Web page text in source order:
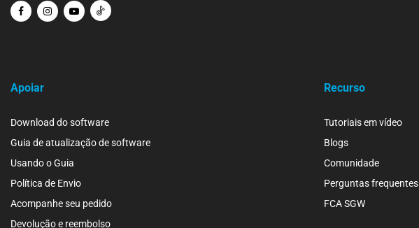
Apoiar
Download do software
Guia de atualização de software
Usando o Guia
Política de Envio
Acompanhe seu pedido
Devolução e reembolso
Recurso
Tutoriais em vídeo
Blogs
Comunidade
Perguntas frequentes
FCA SGW